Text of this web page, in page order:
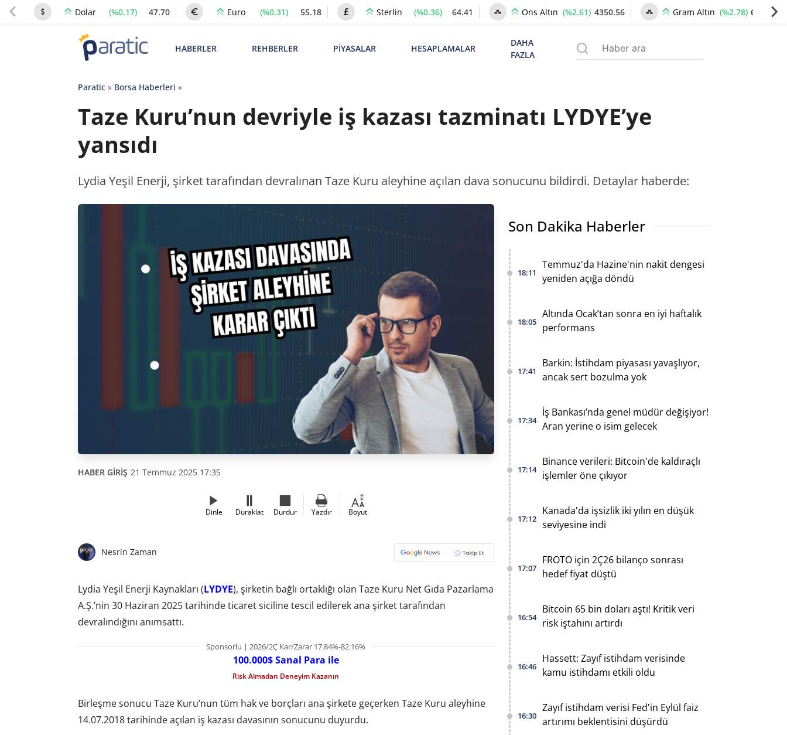
Dolar (%0.17) 47.70 Euro (%0.31) 55.18 Sterlin (%0.36) 64.41 Ons Altın (%2.61) 4350.56 Gram Altın (%2.78) 6672.92
HABERLER REHBERLER PİYASALAR HESAPLAMALAR
DAHA
FAZLA
Paratic» Borsa Haberleri »
Taze Kuru’nun devriyle iş kazası tazminatı LYDYE’ye
yansıdı
Lydia Yeşil Enerji, şirket tarafından devralınan Taze Kuru aleyhine açılan dava sonucunu bildirdi. Detaylar haberde:
HABER GİRİŞ 21 Temmuz 2025 17:35
Dinle Duraklat Durdur Yazdır Boyut
Nesrin Zaman
Lydia Yeşil Enerji Kaynakları (LYDYE), şirketin bağlı ortaklığı olan Taze Kuru Net Gıda Pazarlama
A.Ş.’nin 30 Haziran 2025 tarihinde ticaret siciline tescil edilerek ana şirket tarafından
devralındığını anımsattı.
Sponsorlu | 2026/2Ç Kar/Zarar 17.84%-82.16%
100.000$ Sanal Para ile
Risk Almadan Deneyim Kazanın
Birleşme sonucu Taze Kuru’nun tüm hak ve borçları ana şirkete geçerken Taze Kuru aleyhine
14.07.2018 tarihinde açılan iş kazası davasının sonucunu duyurdu.
Son Dakika Haberler
18:11
Temmuz'da Hazine'nin nakit dengesi
yeniden açığa döndü
18:05
Altında Ocak’tan sonra en iyi haftalık
performans
17:41
Barkin: İstihdam piyasası yavaşlıyor,
ancak sert bozulma yok
17:34
İş Bankası’nda genel müdür değişiyor!
Aran yerine o isim gelecek
17:14
Binance verileri: Bitcoin'de kaldıraçlı
işlemler öne çıkıyor
17:12
Kanada'da işsizlik iki yılın en düşük
seviyesine indi
17:07
FROTO için 2Ç26 bilanço sonrası
hedef fiyat düştü
16:54
Bitcoin 65 bin doları aştı! Kritik veri
risk iştahını artırdı
16:46
Hassett: Zayıf istihdam verisinde
kamu istihdamı etkili oldu
16:30
Zayıf istihdam verisi Fed'in Eylül faiz
artırımı beklentisini düşürdü